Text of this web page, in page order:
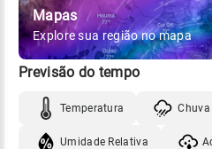
Mapas
Explore sua região no mapa
Previsão do tempo
Temperatura Chuva
Umidade Relativa